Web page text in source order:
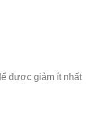
được giảm ít nhất